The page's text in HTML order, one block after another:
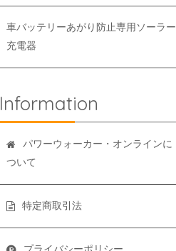
車バッテリーあがり防止専用ソーラー
充電器
Information
パワーウォーカー・オンラインに
ついて
特定商取引法